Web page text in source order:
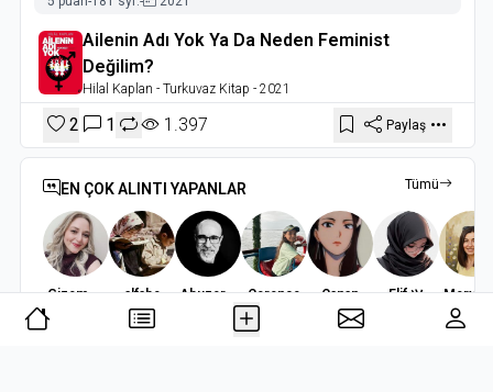
Ailenin Adı Yok Ya Da Neden Feminist
Değilim?
Hilal Kaplan - Turkuvaz Kitap - 2021
2 1 1.397 Paylaş
EN ÇOK ALINTI YAPANLAR Tümü
Gizem Dindaroğlu
alfabe
Abuzer Badem
1394 alıntı
Cerence
953 alıntı
Canan
786 alıntı
Elif ツ
634